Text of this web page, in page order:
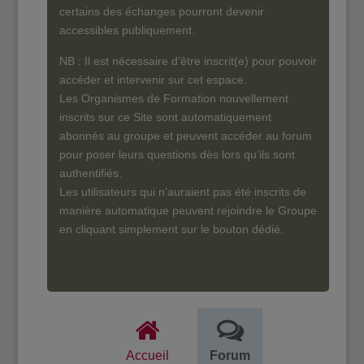
certains des échanges pourront devenir
accessibles publiquement.
NB : Il est nécessaire d’être inscrit(e) pour pouvoir
accéder et intervenir sur cet espace.
Les Organismes de Formation nouvellement
inscrits sur ce Site sont automatiquement
abonnés au groupe et peuvent accéder au forum
pour poser leurs questions dès lors qu’ils sont
authentifiés.
Les utilisateurs qui n’auraient pas été inscrits de
manière automatique peuvent rejoindre le Groupe
en cliquant simplement sur le bouton dédié.
Accueil Forum